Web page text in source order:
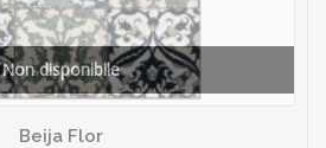
Non disponibile
Beija Flor